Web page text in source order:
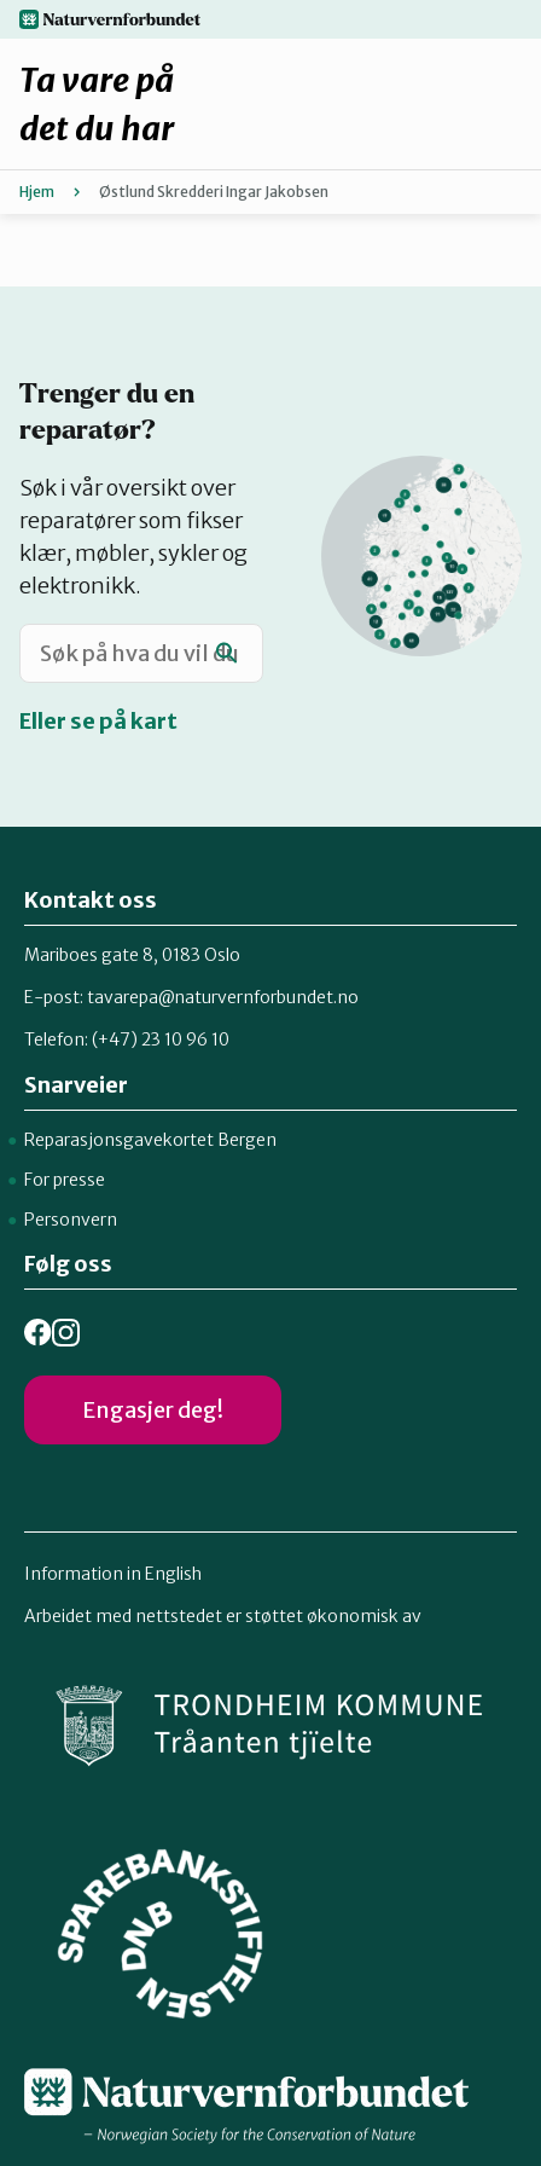
Hopp
til
hovedinnhold
Forbehold
Hvorfor reparere?
Katalog
Mitt navn
Retten til reparasjon
naturvernforbundet.no
Ta vare på
det du har
Hjem Østlund Skredderi Ingar Jakobsen
Trenger du en
reparatør?
Søk i vår oversikt over
reparatører som fikser
klær, møbler, sykler og
elektronikk.
Eller se på kart
på
kart
Kontakt oss
Mariboes gate 8, 0183 Oslo
E-post: tavarepa@naturvernforbundet.no
Telefon: (+47) 23 10 96 10
Snarveier
Reparasjonsgavekortet Bergen
For presse
Personvern
Følg oss
Engasjer deg!
Information in English
Arbeidet med nettstedet er støttet økonomisk av